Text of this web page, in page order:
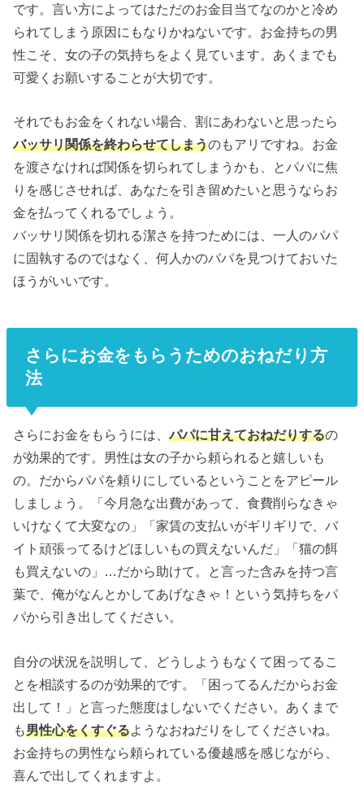
です。言い方によってはただのお金目当てなのかと冷め
られてしまう原因にもなりかねないです。お金持ちの男
性こそ、女の子の気持ちをよく見ています。あくまでも
可愛くお願いすることが大切です。
それでもお金をくれない場合、割にあわないと思ったら
バッサリ関係を終わらせてしまうのもアリですね。お金
を渡さなければ関係を切られてしまうかも、とパパに焦
りを感じさせれば、あなたを引き留めたいと思うならお
金を払ってくれるでしょう。
バッサリ関係を切れる潔さを持つためには、一人のパパ
に固執するのではなく、何人かのパパを見つけておいた
ほうがいいです。
さらにお金をもらうためのおねだり方
法
さらにお金をもらうには、パパに甘えておねだりするの
が効果的です。男性は女の子から頼られると嬉しいも
の。だからパパを頼りにしているということをアピール
しましょう。「今月急な出費があって、食費削らなきゃ
いけなくて大変なの」「家賃の支払いがギリギリで、バ
イト頑張ってるけどほしいもの買えないんだ」「猫の餌
も買えないの」…だから助けて。と言った含みを持つ言
葉で、俺がなんとかしてあげなきゃ！という気持ちをパ
パから引き出してください。
自分の状況を説明して、どうしようもなくて困ってるこ
とを相談するのが効果的です。「困ってるんだからお金
出して！」と言った態度はしないでください。あくまで
も男性心をくすぐるようなおねだりをしてくださいね。
お金持ちの男性なら頼られている優越感を感じながら、
喜んで出してくれますよ。